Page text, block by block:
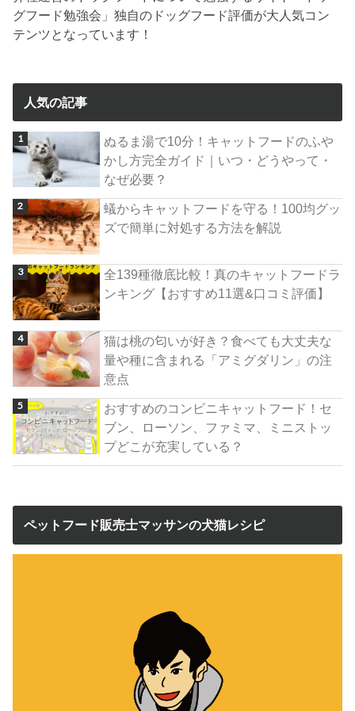
グフード勉強会」独自のドッグフード評価が大人気コン
テンツとなっています！
人気の記事
ぬるま湯で10分！キャットフードのふや
かし方完全ガイド｜いつ・どうやって・
なぜ必要？
蟻からキャットフードを守る！100均グッ
ズで簡単に対処する方法を解説
全139種徹底比較！真のキャットフードラ
ンキング【おすすめ11選&口コミ評価】
猫は桃の匂いが好き？食べても大丈夫な
量や種に含まれる「アミグダリン」の注
意点
おすすめのコンビニキャットフード！セ
ブン、ローソン、ファミマ、ミニストッ
プどこが充実している？
ペットフード販売士マッサンの犬猫レシピ